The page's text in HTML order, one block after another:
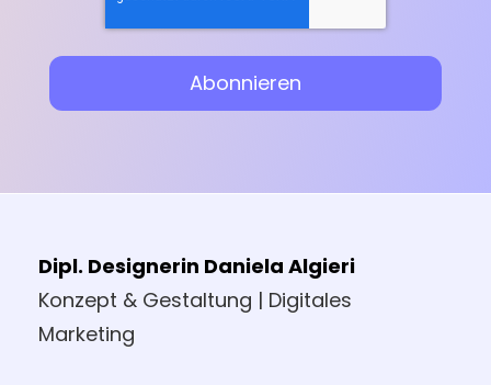
Dipl. Designerin Daniela Algieri
Konzept & Gestaltung | Digitales
Marketing